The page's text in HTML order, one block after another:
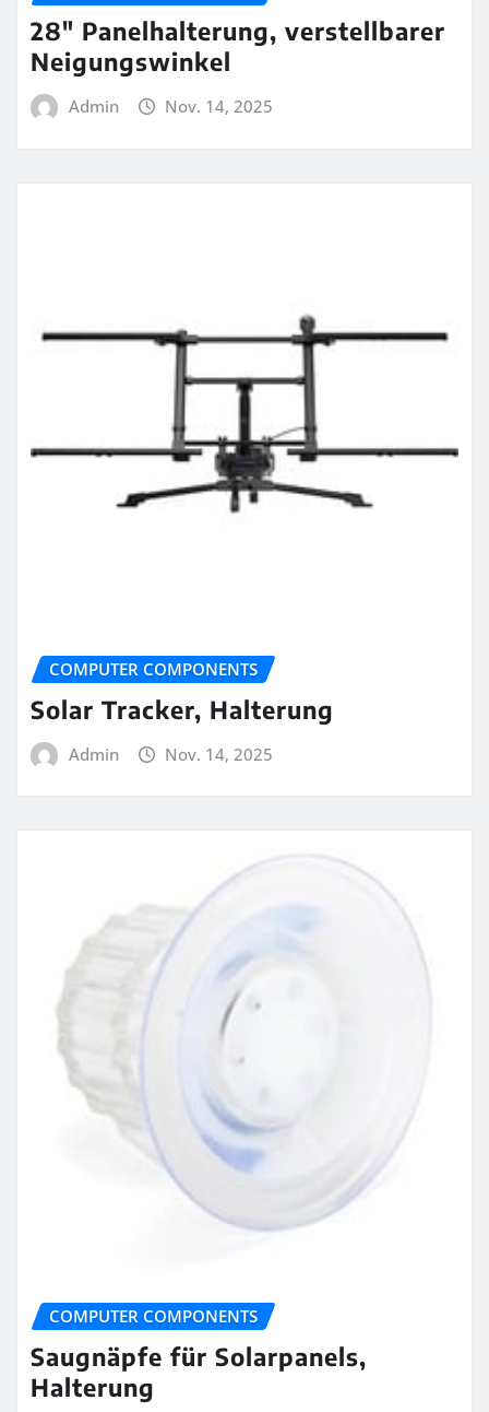
28″ Panelhalterung, verstellbarer
Neigungswinkel
Admin Nov. 14, 2025
COMPUTER COMPONENTS
Solar Tracker, Halterung
Admin Nov. 14, 2025
COMPUTER COMPONENTS
Saugnäpfe für Solarpanels,
Halterung